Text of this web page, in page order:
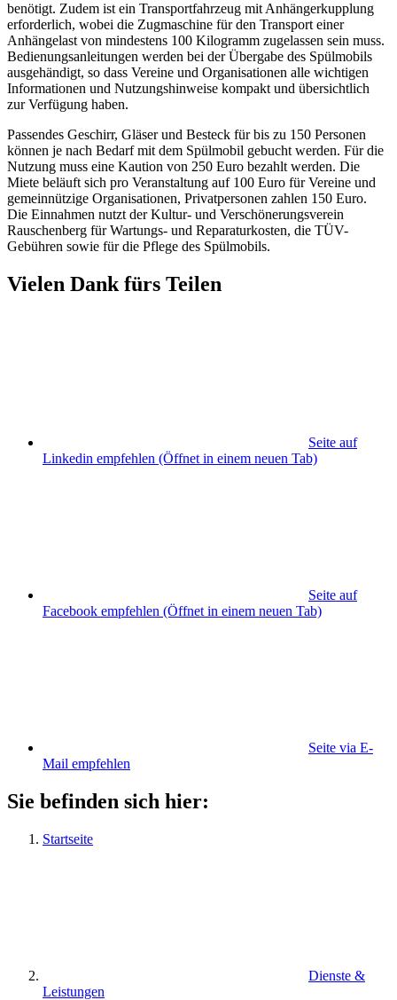
benötigt. Zudem ist ein Transportfahrzeug mit Anhängerkupplung
erforderlich, wobei die Zugmaschine für den Transport einer
Anhängelast von mindestens 100 Kilogramm zugelassen sein muss.
Bedienungsanleitungen werden bei der Übergabe des Spülmobils
ausgehändigt, so dass Vereine und Organisationen alle wichtigen
Informationen und Nutzungshinweise kompakt und übersichtlich
zur Verfügung haben.
Passendes Geschirr, Gläser und Besteck für bis zu 150 Personen
können je nach Bedarf mit dem Spülmobil gebucht werden. Für die
Nutzung muss eine Kaution von 250 Euro bezahlt werden. Die
Miete beläuft sich pro Veranstaltung auf 100 Euro für Vereine und
gemeinnützige Organisationen, Privatpersonen zahlen 150 Euro.
Die Einnahmen nutzt der Kultur- und Verschönerungsverein
Rauschenberg für Wartungs- und Reparaturkosten, die TÜV-
Gebühren sowie für die Pflege des Spülmobils.
Vielen Dank fürs Teilen
Seite auf
Linkedin empfehlen (Öffnet in einem neuen Tab)
Seite auf
Facebook empfehlen (Öffnet in einem neuen Tab)
Seite via E-
Mail empfehlen
Sie befinden sich hier:
Startseite
Dienste &
Leistungen